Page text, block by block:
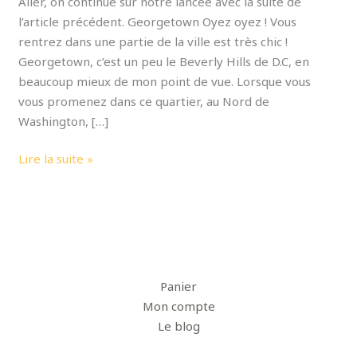
l’article précédent. Georgetown Oyez oyez ! Vous
rentrez dans une partie de la ville est très chic !
Georgetown, c’est un peu le Beverly Hills de D.C, en
beaucoup mieux de mon point de vue. Lorsque vous
vous promenez dans ce quartier, au Nord de
Washington, […]
Lire la suite »
Panier
Mon compte
Le blog